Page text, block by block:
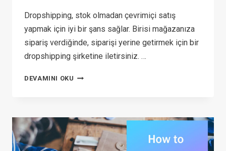
Dropshipping, stok olmadan çevrimiçi satış
yapmak için iyi bir şans sağlar. Birisi mağazanıza
sipariş verdiğinde, siparişi yerine getirmek için bir
dropshipping şirketine iletirsiniz. …
DEVAMINI OKU 12
WEBSITES
FOR
GROWING